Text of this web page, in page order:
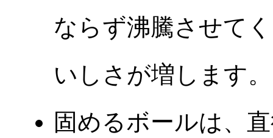
ならず沸騰させて
いしさが増します。
固めるボールは、